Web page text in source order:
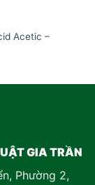
Acetic –
GIA TRẦN
Phường 2,